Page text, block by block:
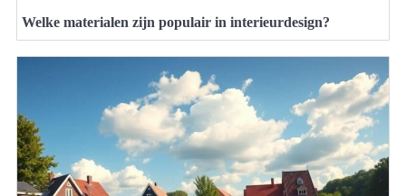
Welke materialen zijn populair in interieurdesign?